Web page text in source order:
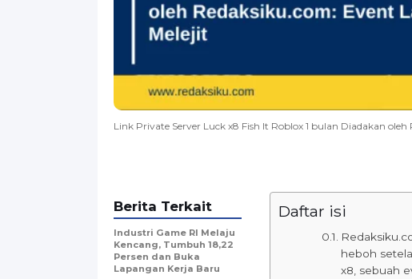
Link Private Server Luck x8 Fish It Roblox 1 bulan Diadakan
Daftar isi
heboh
x8, sebuah
Berita Terkait
Industri Game RI Melaju
Kencang, Tumbuh 18,22
Persen dan Buka
Lapangan Kerja Baru